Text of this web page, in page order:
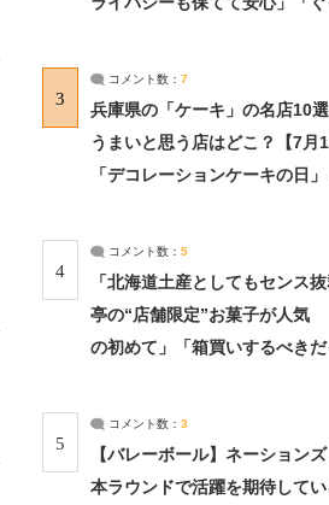
3
コメント数： 7
兵庫県の「ケーキ」の名店10
うまいと思う店はどこ？【7月
「デコレーションケーキの日」
4
コメント数： 5
「北海道土産としてもセンス
亭の“店舗限定”お菓子が人気
の初めて」「箱買いするべきだ
5
コメント数： 3
【バレーボール】ネーション
本ラウンドで活躍を期待して